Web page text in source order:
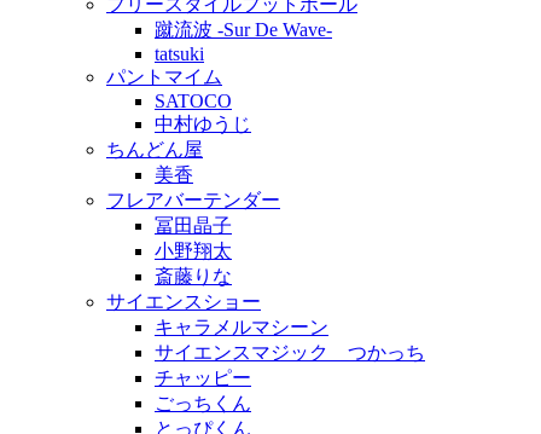
フリースタイルフットボール
蹴流波 -Sur De Wave-
tatsuki
パントマイム
SATOCO
中村ゆうじ
ちんどん屋
美香
フレアバーテンダー
冨田晶子
小野翔太
斎藤りな
サイエンスショー
キャラメルマシーン
サイエンスマジック つかっち
チャッピー
ごっちくん
とっぴくん